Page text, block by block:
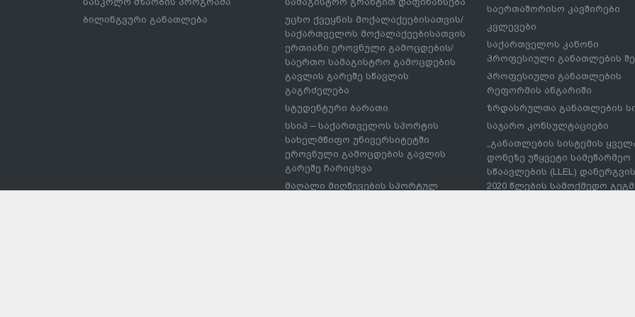
ბილინგვური განათლება
უცხო ქვეყნის მოქალაქეებისათვის/
საქართველოს მოქალაქეებისათვის
ერთიანი ეროვნული გამოცდების/
საერთო სამაგისტრო გამოცდების
გავლის გარეშე სწავლის
გაგრძელება
სტუდენტური ბარათი
სსიპ – საქართველოს სპორტის
სახელმწიფო უნივერსიტეტში
ეროვნული გამოცდების გავლის
გარეშე ჩარიცხვა
მაღალი მიღწევების სპორტულ
საერთაშორისო კავშირები
კვლევები
საქართველოს კანონი
პროფესიული განათლების
პროფესიული განათლების
რეფორმის ანგარიში
ზრდასრულთა განათლების
საჯარო კონსულტაციები
„განათლების სისტემის
დონეზე უწყვეტი სამეწარმეო
სწაავლების (LLEL) დანერგვის
2020 წლების სამოქმედო